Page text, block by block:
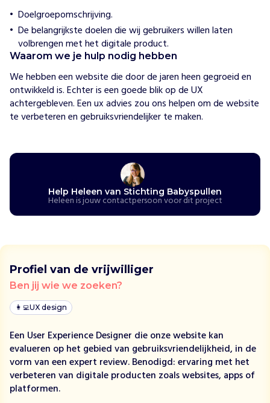
e
S
t
c
h
t
s
l
n
z
e
t
z
i
c
h
Doelgroepomschrijving.
De belangrijkste doelen die wij gebruikers willen laten
volbrengen met het digitale product.
Waarom we je hulp nodig hebben
We hebben een website die door de jaren heen gegroeid en
ontwikkeld is. Echter is een goede blik op de UX
achtergebleven. Een ux advies zou ons helpen om de website
te verbeteren en gebruiksvriendelijker te maken.
Help Heleen van Stichting Babyspullen
Heleen is jouw contactpersoon voor dit project
Profiel van de vrijwilliger
Ben jij wie we zoeken?
👩‍💻UX design
Een User Experience Designer die onze website kan
evalueren op het gebied van gebruiksvriendelijkheid, in de
vorm van een expert review. Benodigd: ervaring met het
verbeteren van digitale producten zoals websites, apps of
platformen.